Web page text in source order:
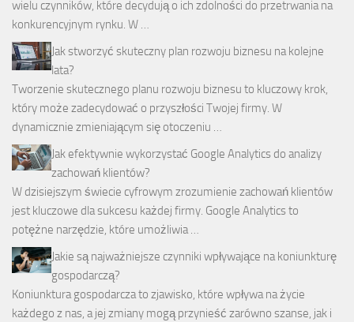
wielu czynników, które decydują o ich zdolności do przetrwania na
konkurencyjnym rynku. W …
Jak stworzyć skuteczny plan rozwoju biznesu na kolejne
lata?
Tworzenie skutecznego planu rozwoju biznesu to kluczowy krok,
który może zadecydować o przyszłości Twojej firmy. W
dynamicznie zmieniającym się otoczeniu …
Jak efektywnie wykorzystać Google Analytics do analizy
zachowań klientów?
W dzisiejszym świecie cyfrowym zrozumienie zachowań klientów
jest kluczowe dla sukcesu każdej firmy. Google Analytics to
potężne narzędzie, które umożliwia …
Jakie są najważniejsze czynniki wpływające na koniunkturę
gospodarczą?
Koniunktura gospodarcza to zjawisko, które wpływa na życie
każdego z nas, a jej zmiany mogą przynieść zarówno szanse, jak i